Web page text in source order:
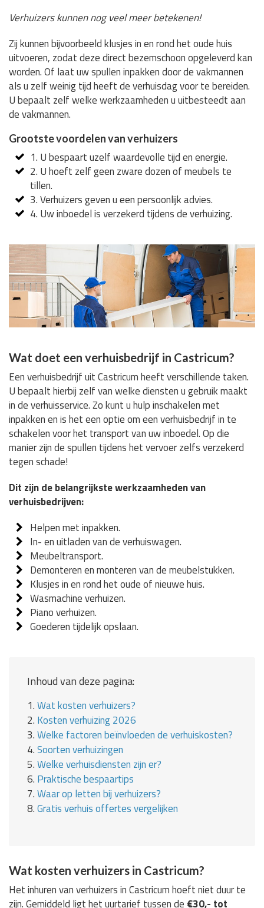
Verhuizers kunnen nog veel meer betekenen!
Zij kunnen bijvoorbeeld klusjes in en rond het oude huis
uitvoeren, zodat deze direct bezemschoon opgeleverd kan
worden. Of laat uw spullen inpakken door de vakmannen
als u zelf weinig tijd heeft de verhuisdag voor te bereiden.
U bepaalt zelf welke werkzaamheden u uitbesteedt aan
de vakmannen.
Grootste voordelen van verhuizers
1. U bespaart uzelf waardevolle tijd en energie.
2. U hoeft zelf geen zware dozen of meubels te
tillen.
3. Verhuizers geven u een persoonlijk advies.
4. Uw inboedel is verzekerd tijdens de verhuizing.
Wat doet een verhuisbedrijf in Castricum?
Een verhuisbedrijf uit Castricum heeft verschillende taken.
U bepaalt hierbij zelf van welke diensten u gebruik maakt
in de verhuisservice. Zo kunt u hulp inschakelen met
inpakken en is het een optie om een verhuisbedrijf in te
schakelen voor het transport van uw inboedel. Op die
manier zijn de spullen tijdens het vervoer zelfs verzekerd
tegen schade!
Dit zijn de belangrijkste werkzaamheden van
verhuisbedrijven:
Helpen met inpakken.
In- en uitladen van de verhuiswagen.
Meubeltransport.
Demonteren en monteren van de meubelstukken.
Klusjes in en rond het oude of nieuwe huis.
Wasmachine verhuizen.
Piano verhuizen.
Goederen tijdelijk opslaan.
Inhoud van deze pagina:
1.Wat kosten verhuizers?
2. Kosten verhuizing 2026
3.Welke factoren beïnvloeden de verhuiskosten?
4.Soorten verhuizingen
5.Welke verhuisdiensten zijn er?
6. Praktische bespaartips
7.Waar op letten bij verhuizers?
8.Gratis verhuis offertes vergelijken
Wat kosten verhuizers in Castricum?
Het inhuren van verhuizers in Castricum hoeft niet duur te
zijn. Gemiddeld ligt het uurtarief tussen de €30,- tot